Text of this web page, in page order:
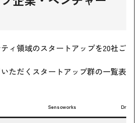
ィ領域のスタートアップを20社ご
ただくスタートアップ群の一覧表
Sensoworks